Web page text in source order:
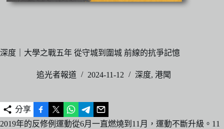
深度｜大學之戰五年 從守城到圍城 前線的抗爭記憶
追光者報道 2024-11-12 深度, 港聞
分享
2019年的反修例運動從6月一直燃燒到11月，運動不斷升級。11